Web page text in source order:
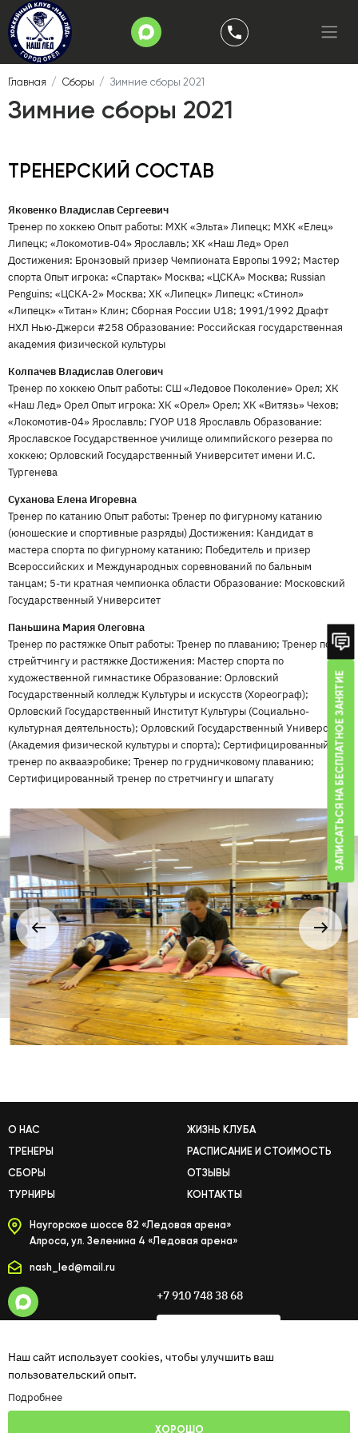
Главная Сборы Зимние сборы 2021
Зимние сборы 2021
ТРЕНЕРСКИЙ СОСТАВ
Яковенко Владислав Сергеевич
Тренер по хоккею Опыт работы: МХК «Эльта» Липецк; МХК «Елец»
Липецк; «Локомотив-04» Ярославль; ХК «Наш Лед» Орел
Достижения: Бронзовый призер Чемпионата Европы 1992; Мастер
спорта Опыт игрока: «Спартак» Москва; «ЦСКА» Москва; Russian
Penguins; «ЦСКА-2» Москва; ХК «Липецк» Липецк; «Стинол»
«Липецк» «Титан» Клин; Сборная России U18; 1991/1992 Драфт
НХЛ Нью-Джерси #258 Образование: Российская государственная
академия физической культуры
Колпачев Владислав Олегович
Тренер по хоккею Опыт работы: СШ «Ледовое Поколение» Орел; ХК
«Наш Лед» Орел Опыт игрока: ХК «Орел» Орел; ХК «Витязь» Чехов;
«Локомотив-04» Ярославль; ГУОР U18 Ярославль Образование:
Ярославское Государственное училище олимпийского резерва по
хоккею; Орловский Государственный Университет имени И.С.
Тургенева
Суханова Елена Игоревна
Тренер по катанию Опыт работы: Тренер по фигурному катанию
(юношеские и спортивные разряды) Достижения: Кандидат в
мастера спорта по фигурному катанию; Победитель и призер
Всероссийских и Международных соревнований по бальным
танцам; 5-ти кратная чемпионка области Образование: Московский
Государственный Университет
Паньшина Мария Олеговна
Тренер по растяжке Опыт работы: Тренер по плаванию; Тренер по
стрейтчингу и растяжке Достижения: Мастер спорта по
художественной гимнастике Образование: Орловский
Государственный колледж Культуры и искусств (Хореограф);
Орловский Государственный Институт Культуры (Социально-
культурная деятельность); Орловский Государственный Университет
(Академия физической культуры и спорта); Сертифицированный
тренер по аквааэробике; Тренер по грудничковому плаванию;
Сертифицированный тренер по стретчингу и шпагату
О НАС
ТРЕНЕРЫ
СБОРЫ
ТУРНИРЫ
ЖИЗНЬ КЛУБА
РАСПИСАНИЕ И СТОИМОСТЬ
ОТЗЫВЫ
КОНТАКТЫ
Наугорское шоссе 82 «Ледовая арена»
Алроса, ул. Зеленина 4 «Ледовая арена»
nash_led@mail.ru
+7 910 748 38 68
Политика конфиденциальности
ЗАПИСАТЬСЯ НА БЕСПЛАТНОЕ ЗАНЯТИЕ
Наш сайт использует cookies, чтобы улучшить ваш
пользовательский опыт.
Подробнее
ХОРОШО